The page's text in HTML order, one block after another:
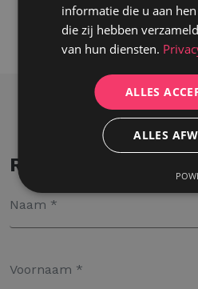
Reageer op deze
informatie die u aan
die zij hebben
van hun diensten.
ALLES
ALLES